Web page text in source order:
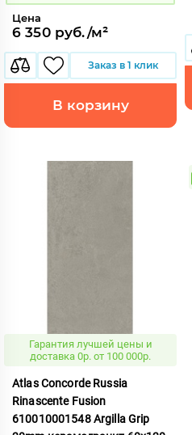
Цена
6 350 руб./м²
Заказ в 1 клик
В корзину
Гарантия лучшей цены и
доставка 0р. от 100 000р.
Atlas Concorde Russia
Rinascente Fusion
610010001548 Argilla Grip